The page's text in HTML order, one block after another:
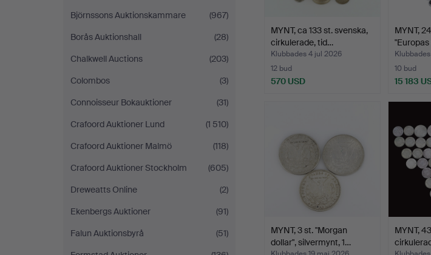
Björnssons Auktionskammare
(967)
Borås Auktionshall
(28)
Chalkwell Auctions
(203)
Colombos
(3)
Connoisseur Bokauktioner
(31)
Crafoord Auktioner Lund
(1 510)
Crafoord Auktioner Malmö
(118)
Crafoord Auktioner Stockholm
(605)
Dreweatts Online
(2)
Ekenbergs Auktioner
(91)
Falun Auktionsbyrå
(51)
MYNT, ca 133 st. svenska,
cirkulerade, tid…
Klubbades 4 jul 2026
12 bud
570 USD
MYNT,
10 bud
15 183
MYNT, 3 st. "Morgan
dollar", silvermynt, 1…
MYNT,